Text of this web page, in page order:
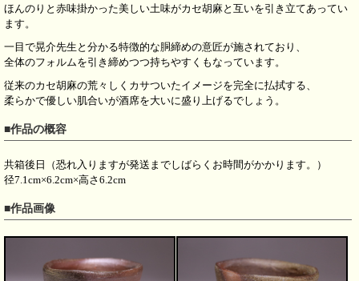
ほんのりと赤味掛かった美しい土味がカセ胡麻と互いを引き立てあってい
ます。
一目で晃介先生と分かる特徴的な胴締めの意匠が施されており、
全体のフォルムを引き締めつつ持ちやすくもなっています。
従来のカセ胡麻の荒々しくカサついたイメージを完全に払拭する、
柔らかで優しい肌合いが酒席を大いに盛り上げるでしょう。
■作品の概容
共箱後日（恐れ入りますが発送までしばらくお時間がかかります。）
径7.1cm×6.2cm×高さ6.2cm
■作品画像